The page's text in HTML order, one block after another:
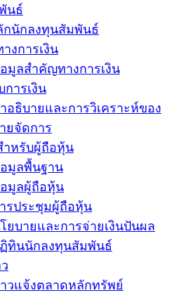
นธ์
กนักลงทุนสัมพันธ์
งการเงิน
มูลสำคัญทางการเงิน
การเงิน
อธิบายและการวิเคราะห์ของ
ยจัดการ
ำหรับผู้ถือหุ้น
มูลพื้นฐาน
มูลผู้ถือหุ้น
รประชุมผู้ถือหุ้น
ยบายและการจ่ายเงินปันผล
ทินนักลงทุนสัมพันธ์
วแจ้งตลาดหลักทรัพย์